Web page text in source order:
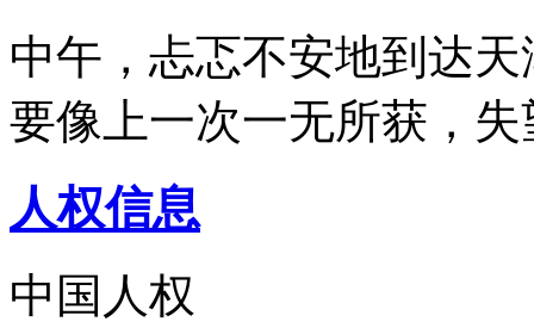
中午，忐忑不安地到达
要像上一次一无所获，
人权信息
中国人权